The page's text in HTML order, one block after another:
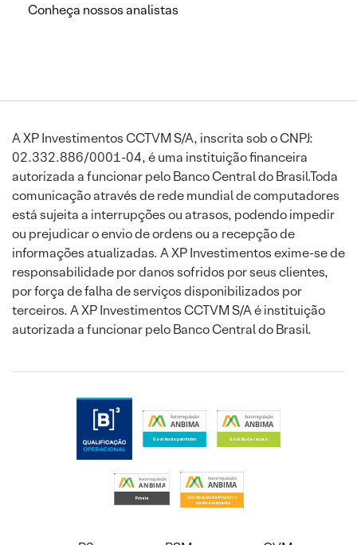
Conheça nossos analistas
A XP Investimentos CCTVM S/A, inscrita sob o CNPJ:
02.332.886/0001-04, é uma instituição financeira
autorizada a funcionar pelo Banco Central do Brasil.Toda
comunicação através de rede mundial de computadores
está sujeita a interrupções ou atrasos, podendo impedir
ou prejudicar o envio de ordens ou a recepção de
informações atualizadas. A XP Investimentos exime-se de
responsabilidade por danos sofridos por seus clientes,
por força de falha de serviços disponibilizados por
terceiros. A XP Investimentos CCTVM S/A é instituição
autorizada a funcionar pelo Banco Central do Brasil.